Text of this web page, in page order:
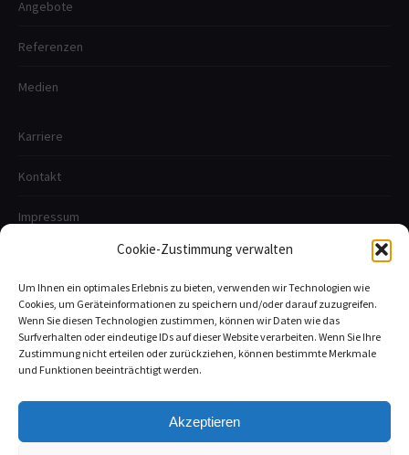
Cookie-Zustimmung verwalten
Um Ihnen ein optimales Erlebnis zu bieten, verwenden wir Technologien wie
Cookies, um Geräteinformationen zu speichern und/oder darauf zuzugreifen.
Wenn Sie diesen Technologien zustimmen, können wir Daten wie das
Surfverhalten oder eindeutige IDs auf dieser Website verarbeiten. Wenn Sie Ihre
Zustimmung nicht erteilen oder zurückziehen, können bestimmte Merkmale
und Funktionen beeinträchtigt werden.
Akzeptieren
Angebote
Referenzen
Medien
Karriere
Kontakt
Impressum
Datenschutzerklärung